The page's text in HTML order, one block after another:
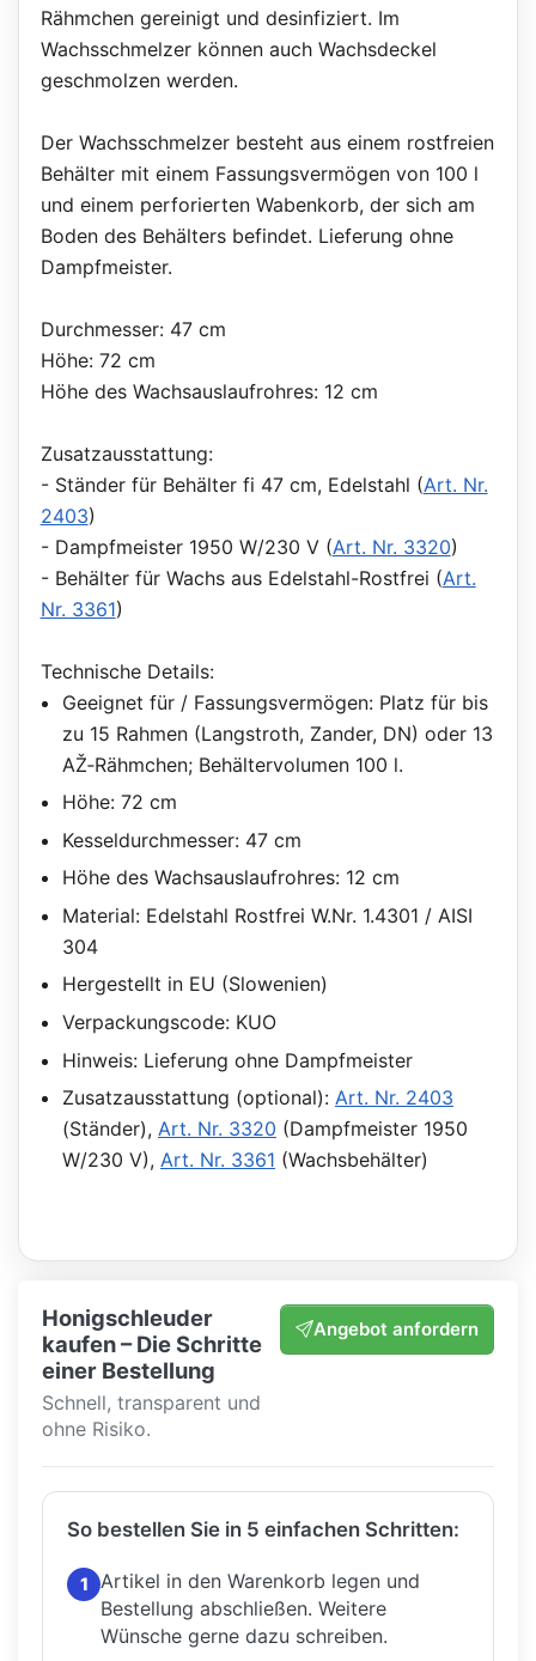
Rähmchen gereinigt und desinfiziert. Im
Wachsschmelzer können auch Wachsdeckel
geschmolzen werden.
Der Wachsschmelzer besteht aus einem rostfreien
Behälter mit einem Fassungsvermögen von 100 l
und einem perforierten Wabenkorb, der sich am
Boden des Behälters befindet. Lieferung ohne
Dampfmeister.
Durchmesser: 47 cm
Höhe: 72 cm
Höhe des Wachsauslaufrohres: 12 cm
Zusatzausstattung:
- Ständer für Behälter fi 47 cm, Edelstahl (Art. Nr.
2403)
- Dampfmeister 1950 W/230 V (Art. Nr. 3320)
- Behälter für Wachs aus Edelstahl-Rostfrei (Art.
Nr. 3361)
Technische Details:
Geeignet für / Fassungsvermögen: Platz für bis
zu 15 Rahmen (Langstroth, Zander, DN) oder 13
AŽ‑Rähmchen; Behältervolumen 100 l.
Höhe: 72 cm
Kesseldurchmesser: 47 cm
Höhe des Wachsauslaufrohres: 12 cm
Material: Edelstahl Rostfrei W.Nr. 1.4301 / AISI
304
Hergestellt in EU (Slowenien)
Verpackungscode: KUO
Hinweis: Lieferung ohne Dampfmeister
Zusatzausstattung (optional): Art. Nr. 2403
(Ständer), Art. Nr. 3320 (Dampfmeister 1950
W/230 V), Art. Nr. 3361 (Wachsbehälter)
Honigschleuder
kaufen – Die Schritte
einer Bestellung
Schnell, transparent und
ohne Risiko.
Angebot anfordern
So bestellen Sie in 5 einfachen Schritten:
1
Artikel in den Warenkorb legen und
Bestellung abschließen. Weitere
Wünsche gerne dazu schreiben.